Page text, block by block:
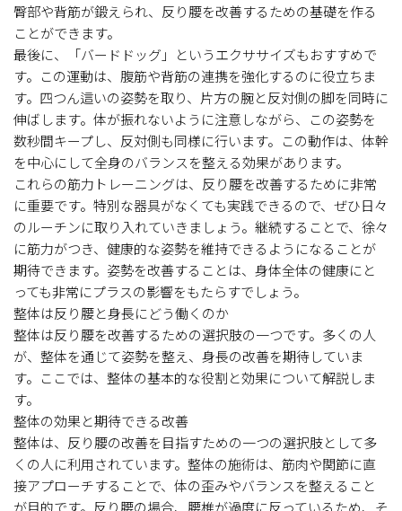
臀部や背筋が鍛えられ、反り腰を改善するための基礎を作る
ことができます。
最後に、「バードドッグ」というエクササイズもおすすめで
す。この運動は、腹筋や背筋の連携を強化するのに役立ちま
す。四つん這いの姿勢を取り、片方の腕と反対側の脚を同時に
伸ばします。体が振れないように注意しながら、この姿勢を
数秒間キープし、反対側も同様に行います。この動作は、体幹
を中心にして全身のバランスを整える効果があります。
これらの筋力トレーニングは、反り腰を改善するために非常
に重要です。特別な器具がなくても実践できるので、ぜひ日々
のルーチンに取り入れていきましょう。継続することで、徐々
に筋力がつき、健康的な姿勢を維持できるようになることが
期待できます。姿勢を改善することは、身体全体の健康にと
っても非常にプラスの影響をもたらすでしょう。
整体は反り腰と身長にどう働くのか
整体は反り腰を改善するための選択肢の一つです。多くの人
が、整体を通じて姿勢を整え、身長の改善を期待していま
す。ここでは、整体の基本的な役割と効果について解説しま
す。
整体の効果と期待できる改善
整体は、反り腰の改善を目指すための一つの選択肢として多
くの人に利用されています。整体の施術は、筋肉や関節に直
接アプローチすることで、体の歪みやバランスを整えること
が目的です。反り腰の場合、腰椎が過度に反っているため、そ